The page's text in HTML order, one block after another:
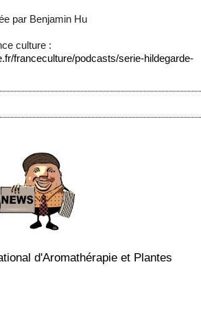
par Benjamin Hu
culture :
franceculture/podcasts/serie-hildegarde-
d'Aromathérapie et Plantes